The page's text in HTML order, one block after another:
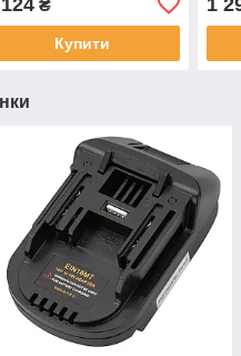
₴
Купити